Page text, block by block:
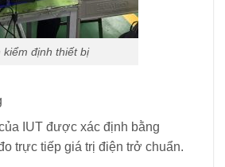
kiểm định thiết bị
IUT được xác định bằng
trực tiếp giá trị điện trở chuẩn.